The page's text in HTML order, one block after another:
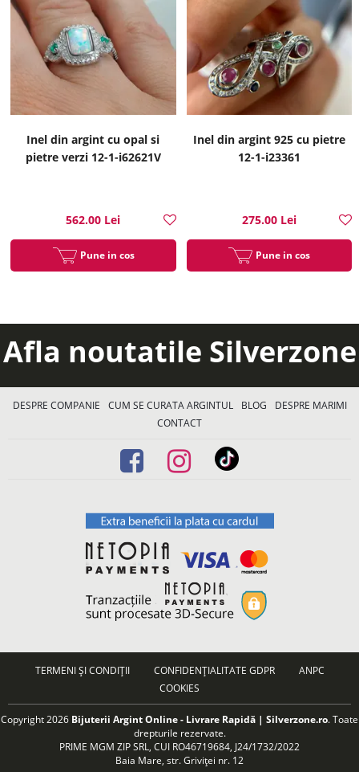
Inel din argint cu opal si
pietre verzi 12-1-i62621V
562.00 Lei
Pune in cos
Inel din argint 925 cu pietre
12-1-i23361
275.00 Lei
Pune in cos
Afla noutatile Silverzone
DESPRE COMPANIE CUM SE CURATA ARGINTUL BLOG
DESPRE MARIMI
CONTACT
TERMENI ȘI CONDIȚII CONFIDENȚIALITATE GDPR
ANPC
COOKIES
Copyright 2026 Bijuterii Argint Online - Livrare Rapidă | Silverzone.ro. Toate
drepturile rezervate.
PRIME MGM ZIP SRL, CUI RO46719684, J24/1732/2022
Baia Mare, str. Griviței nr. 12